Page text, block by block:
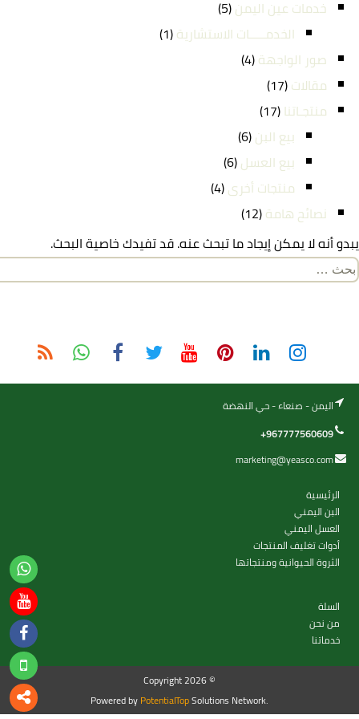
خدمات عين اليمن(5)
الخدمـــــات الاستشارية(1)
صور الواجهة(4)
مقالات(17)
منتجـاتنا (17)
بيع البن(6)
بيع العسل(6)
منتجات أخرى(4)
نصائح هامة(12)
يبدو أنه لا يمكن إيجاد ما تبحث عنه. قد تفيدك خاصية البحث.
البحث
اليمن - صنعاء - حي النهضة
+967777560609
marketing@yeasco.com
الرئيسية
البن اليمني
العسل اليمني
أدوات تغليف المنتجات
الثروة الحيوانية ومنتجاتها
السلة
من نحن
خدماتنا
Copyright 2026 ©
Powered byPotentialTopSolutions Network.